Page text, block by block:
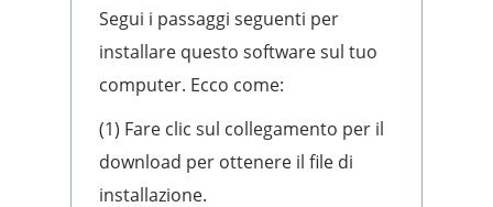
Segui i passaggi seguenti per
installare questo software sul tuo
computer. Ecco come:
(1) Fare clic sul collegamento per il
download per ottenere il file di
installazione.